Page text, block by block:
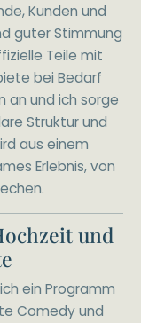
Kunden und
guter Stimmung
Teile mit
bei Bedarf
an und ich sorge
Struktur und
aus einem
Erlebnis, von
und
ein Programm
Comedy und